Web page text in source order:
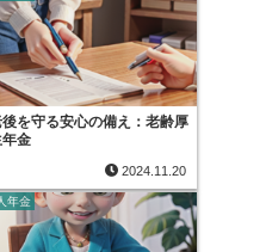
後を守る安心の備え：老齢厚
年金
2024.11.20
年金